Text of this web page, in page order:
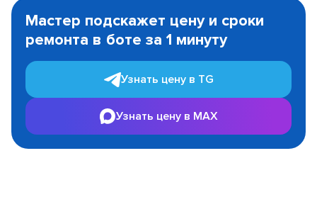
1
Мастер подскажет цену и сроки
ремонта в боте за 1 минуту
Узнать цену в TG
Узнать цену в MAX